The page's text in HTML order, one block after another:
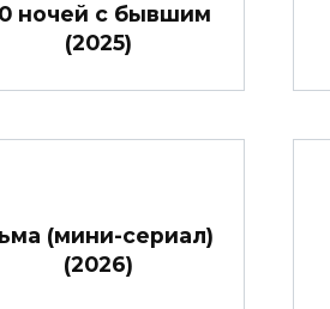
ночей с бывшим
(2025)
(мини-сериал)
(2026)